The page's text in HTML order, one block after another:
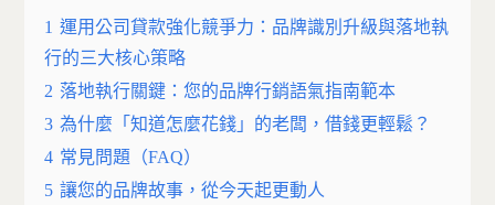
1 運用公司貸款強化競爭力：品牌識別升級與落地執
行的三大核心策略
2 落地執行關鍵：您的品牌行銷語氣指南範本
3 為什麼「知道怎麼花錢」的老闆，借錢更輕鬆？
4 常見問題（FAQ）
5 讓您的品牌故事，從今天起更動人